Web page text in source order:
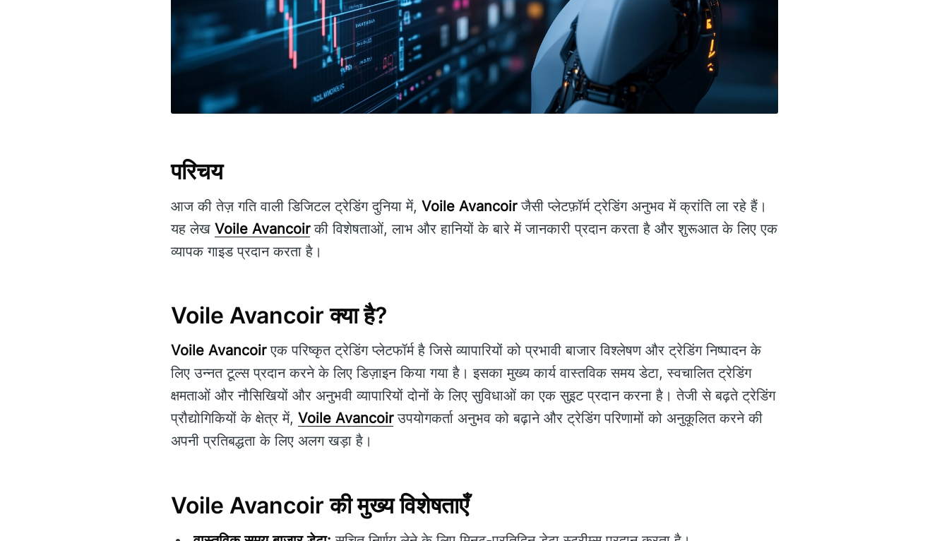
परिचय
आज की तेज़ गति वाली डिजिटल ट्रेडिंग दुनिया में, Voile Avancoirजैसी प्लेटफ़ॉर्म ट्रेडिंग अनुभव में क्रांति ला रहे हैं।
यह लेख Voile Avancoirकी विशेषताओं, लाभ और हानियों के बारे में जानकारी प्रदान करता है और शुरूआत के लिए एक
व्यापक गाइड प्रदान करता है।
Voile Avancoir क्या है?
Voile Avancoirएक परिष्कृत ट्रेडिंग प्लेटफॉर्म है जिसे व्यापारियों को प्रभावी बाजार विश्लेषण और ट्रेडिंग निष्पादन के
लिए उन्नत टूल्स प्रदान करने के लिए डिज़ाइन किया गया है। इसका मुख्य कार्य वास्तविक समय डेटा, स्वचालित ट्रेडिंग
क्षमताओं और नौसिखियों और अनुभवी व्यापारियों दोनों के लिए सुविधाओं का एक सुइट प्रदान करना है। तेजी से बढ़ते ट्रेडिंग
प्रौद्योगिकियों के क्षेत्र में, Voile Avancoirउपयोगकर्ता अनुभव को बढ़ाने और ट्रेडिंग परिणामों को अनुकूलित करने की
अपनी प्रतिबद्धता के लिए अलग खड़ा है।
Voile Avancoir की मुख्य विशेषताएँ